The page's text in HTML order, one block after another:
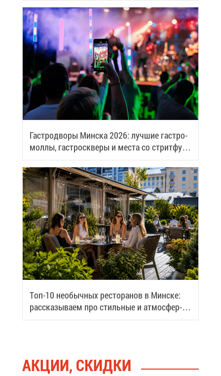
Га­стро­дво­ры Мин­ска 2026: луч­шие га­стро­
мол­лы, га­стро­скве­ры и ме­ста со стрит­фу­
дом
Топ-10 необыч­ных ре­сто­ра­нов в Мин­ске:
рас­ска­зы­ва­ем про стиль­ные и ат­мо­сфер­
ные ме­ста го­ро­да
АК­ЦИИ, СКИД­КИ